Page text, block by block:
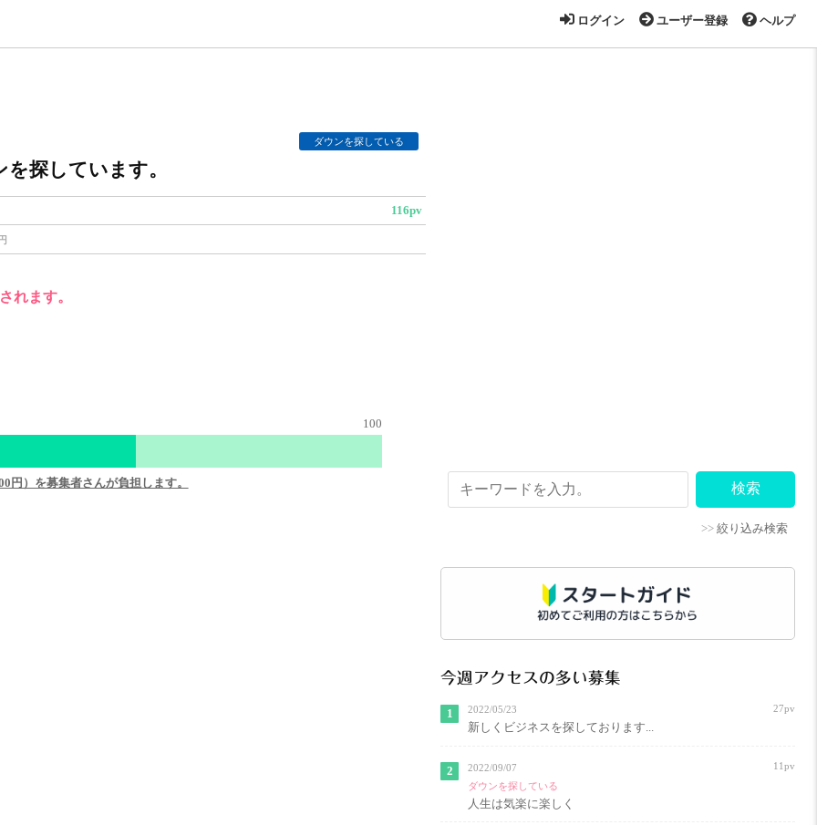
ヘルプ
ユーザー登録
ログイン
探しています。
ダウンを探している
116pv
れます。
円）を募集者さんが負担します。
>> 絞り込み検索
今週アクセスの多い募集
2022/05/23 27pv
新しくビジネスを探しております...
2022/09/07
11pv
ダウンを探している
人生は気楽に楽しく